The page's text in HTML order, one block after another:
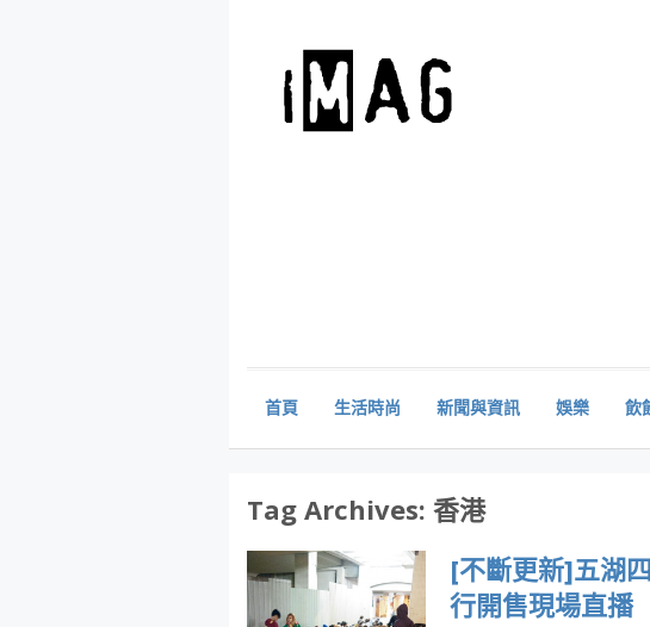
首頁 生活時尚 新聞與資訊 娛樂 飲
Tag Archives: 香港
[不斷更新]五湖
行開售現場直播